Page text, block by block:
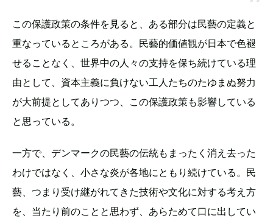
この保護政策の条件を見ると、ある部分は民藝の定義と
重なっているところがある。民藝的価値観が日本で色褪
せることなく、世界中の人々の支持を保ち続けている理
由として、資本主義に負けない工人たちのたゆまぬ努力
が大前提としてありつつ、この保護政策も影響している
と思っている。
一方で、デンマークの民藝の伝統もまったく消え去った
わけではなく、小さな炎が各地にともり続けている。民
藝、つまり受け継がれてきた技術や文化に対する考え方
を、当たり前のことと思わず、あらためて口に出してい